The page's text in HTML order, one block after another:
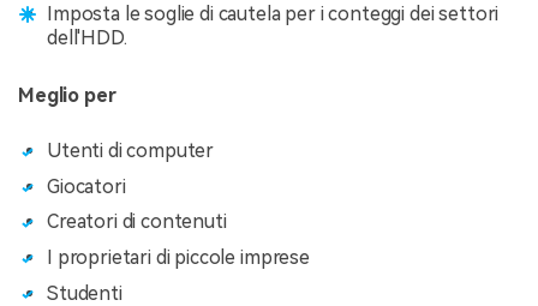
Imposta le soglie di cautela per i conteggi dei settori
dell'HDD.
Meglio per
Utenti di computer
Giocatori
Creatori di contenuti
I proprietari di piccole imprese
Studenti